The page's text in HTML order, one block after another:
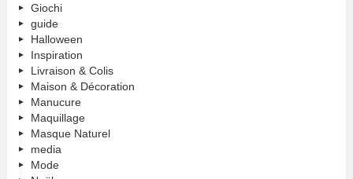
Giochi
guide
Halloween
Inspiration
Livraison & Colis
Maison & Décoration
Manucure
Maquillage
Masque Naturel
media
Mode